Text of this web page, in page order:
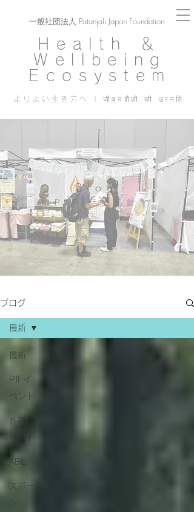
Health ＆
Wellbeing
Ecosystem
よりよい生き方へ | जीवनशैली की उन्नति
一般社団法人 Patanjali Japan Foundation
Blog
PJF ​活動記録
ブログ
最新
PJFイ
ベント
外部イ
ベント
ABL
スポー
ツ
最新